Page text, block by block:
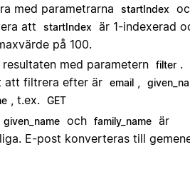
med parametrarna
startIndex
att startIndex
är 1-indexerad
på 100.
med parametern filter .
att filtrera efter är email
, t.ex. GET
given_name och family_name är
E-post konverteras till